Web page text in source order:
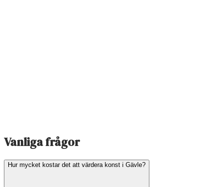
Vanliga frågor
Hur mycket kostar det att värdera konst i Gävle?